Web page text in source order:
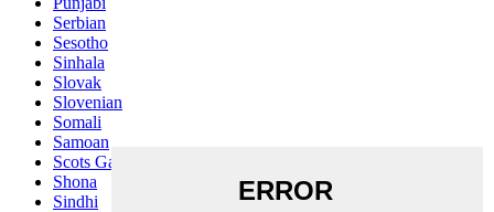
Serbian
Sesotho
Sinhala
Slovak
Slovenian
Somali
Samoan
Scots Gaelic
Shona
Sindhi